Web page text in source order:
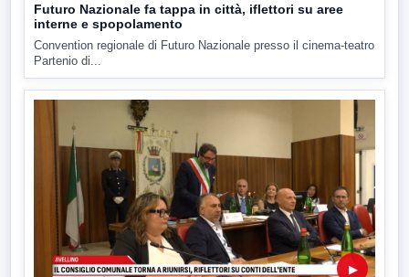
Futuro Nazionale fa tappa in città, iflettori su aree
interne e spopolamento
Convention regionale di Futuro Nazionale presso il cinema-teatro
Partenio di...
▶